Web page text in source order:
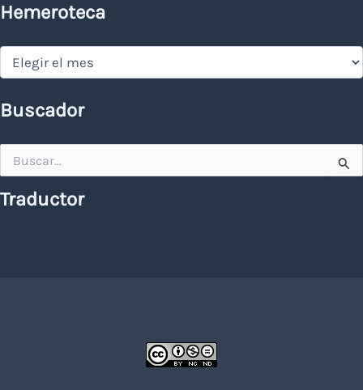
Hemeroteca
Hemeroteca
Buscador
por:
Traductor